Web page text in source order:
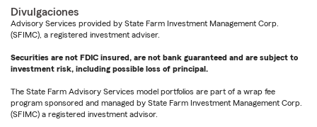
Divulgaciones
Advisory Services provided by State Farm Investment Management Corp.
(SFIMC), a registered investment adviser.
Securities are not FDIC insured, are not bank guaranteed and are subject to
investment risk, including possible loss of principal.
The State Farm Advisory Services model portfolios are part of a wrap fee
program sponsored and managed by State Farm Investment Management Corp.
(SFIMC) a registered investment advisor.